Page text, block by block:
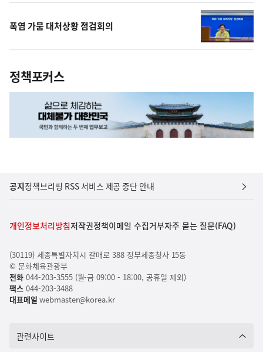
폭염 가뭄 대처상황 점검회의
정책포커스
공지정책브리핑 RSS 서비스 제공 중단 안내
개인정보처리방침저작권정책이메일 수집거부자주 묻는 질문(FAQ)
(30119) 세종특별자치시 갈매로 388 정부세종청사 15동
© 문화체육관광부
전화044-203-3555 (월-금 09:00 - 18:00, 공휴일 제외)
팩스044-203-3488
대표메일 webmaster@korea.kr
관련사이트